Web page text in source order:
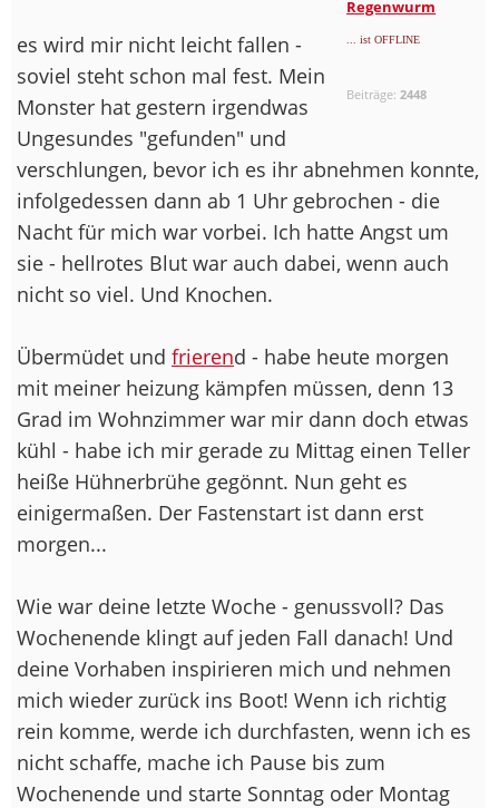
Regenwurm
... ist OFFLINE
Beiträge: 2448
es wird mir nicht leicht fallen -
soviel steht schon mal fest. Mein
Monster hat gestern irgendwas
Ungesundes "gefunden" und
verschlungen, bevor ich es ihr abnehmen konnte,
infolgedessen dann ab 1 Uhr gebrochen - die
Nacht für mich war vorbei. Ich hatte Angst um
sie - hellrotes Blut war auch dabei, wenn auch
nicht so viel. Und Knochen.
Übermüdet und frierend - habe heute morgen
mit meiner heizung kämpfen müssen, denn 13
Grad im Wohnzimmer war mir dann doch etwas
kühl - habe ich mir gerade zu Mittag einen Teller
heiße Hühnerbrühe gegönnt. Nun geht es
einigermaßen. Der Fastenstart ist dann erst
morgen...
Wie war deine letzte Woche - genussvoll? Das
Wochenende klingt auf jeden Fall danach! Und
deine Vorhaben inspirieren mich und nehmen
mich wieder zurück ins Boot! Wenn ich richtig
rein komme, werde ich durchfasten, wenn ich es
nicht schaffe, mache ich Pause bis zum
Wochenende und starte Sonntag oder Montag